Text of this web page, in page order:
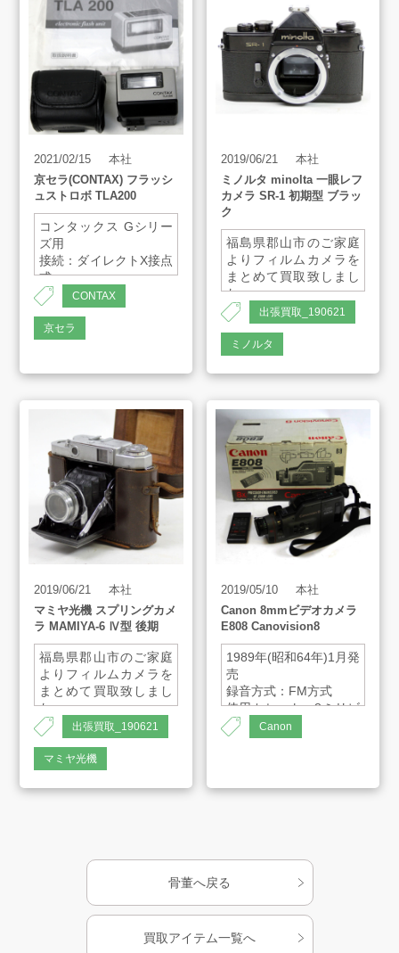
2021/02/15
本社
京セラ(CONTAX) フラッシ
ュストロボ TLA200
コンタックス Gシリー
ズ用
接続：ダイレクトX接点
式
発光モード：TTLオー
ト、マニュアル
発光間隔：約3.5秒
CONTAX
京セラ
2019/06/21
本社
ミノルタ minolta 一眼レフ
カメラ SR-1 初期型 ブラッ
ク
福島県郡山市のご家庭
よりフィルムカメラを
まとめて買取致しまし
た。
レンズ：AUTO
ROKKOR-PF 1:2
出張買取_190621
ミノルタ
2019/06/21
本社
マミヤ光機 スプリングカメ
ラ MAMIYA-6 Ⅳ型 後期
福島県郡山市のご家庭
よりフィルムカメラを
まとめて買取致しまし
た。
蛇腹カメラ
フィルム：120ブロー
ピント合わせ：独自の
ファインダー：一眼距
離計連動逆ガリレオ式
D.ZUIKO 7.5cm F3.5 (3
出張買取_190621
マミヤ光機
2019/05/10
本社
Canon 8mmビデオカメラ
E808 Canovision8
1989年(昭和64年)1月発
売
録音方式：FM方式
使用カセット：8ミリビ
デオカセット
テープ速度：
121×奥行296mm(微小
Canon
骨董へ戻る
買取アイテム一覧へ